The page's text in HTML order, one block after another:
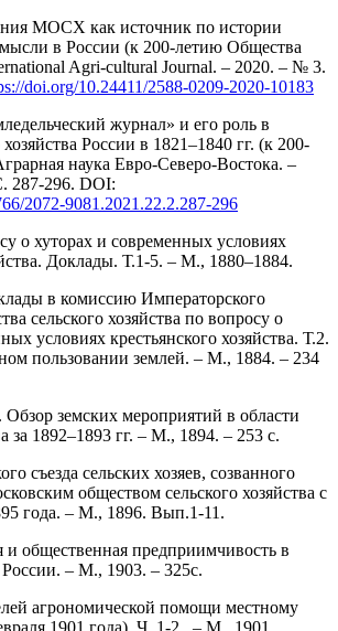
МОСХ как источник по истории
мысли в России (к 200-летию Общества
Agri-cultural Journal. – 2020. – № 3.
doi.org/10.24411/2588-0209-2020-10183
журнал» и его роль в
России в 1821–1840 гг. (к 200-
наука Евро-Северо-Востока. –
287-296. DOI:
2072-9081.2021.22.2.287-296
о хуторах и современных условиях
Доклады. Т.1-5. – М., 1880–1884.
в комиссию Императорского
сельского хозяйства по вопросу о
условиях крестьянского хозяйства. Т.2.
пользовании землей. – М., 1884. – 234
земских мероприятий в области
за 1892–1893 гг. – М., 1894. – 253 с.
съезда сельских хозяев, созванного
обществом сельского хозяйства с
года. – М., 1896. Вып.1-11.
общественная предприимчивость в
России. – М., 1903. – 325с.
агрономической помощи местному
1901 года). Ч. 1-2 . – М., 1901.